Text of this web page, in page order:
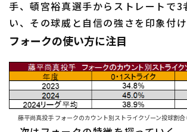
手、頓宮裕真選手からストレートで3
い、その球威と自信の強さを印象付け
フォークの使い方に注目
藤平尚真投手 フォークのカウント別ストライクゾーン投球割